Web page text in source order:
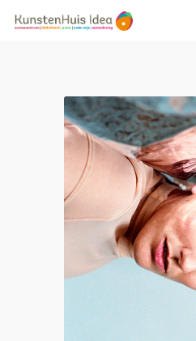
druk op ESC om te sluiten